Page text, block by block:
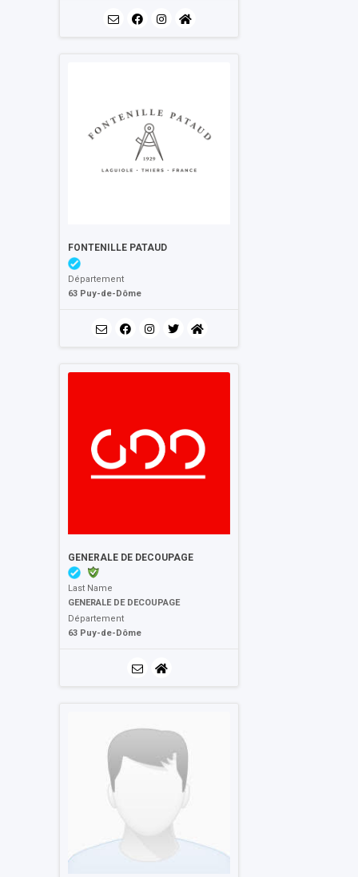
FONTENILLE PATAUD
Département
63 Puy-de-Dôme
GENERALE DE DECOUPAGE
Last Name
GENERALE DE DECOUPAGE
Département
63 Puy-de-Dôme